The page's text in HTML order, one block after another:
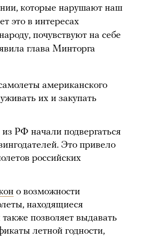
которые нарушают наш
это в интересах
почувствуют на себе
глава Минторга
американского
их и закупать
РФ начали подвергаться
Это привело
российских
о возможности
находящиеся
позволяет выдавать
летной годности,